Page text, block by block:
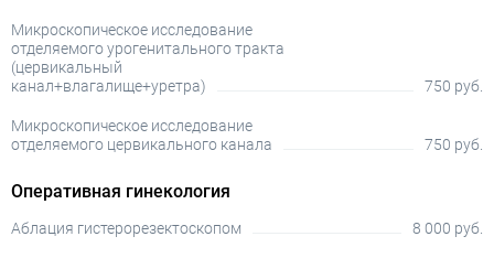
Микроскопическое исследование
отделяемого урогенитального тракта
(цервикальный
канал+влагалище+уретра)
750 руб.
Микроскопическое исследование
отделяемого цервикального канала
750 руб.
Оперативная гинекология
Аблация гистерорезектоскопом 8 000 руб.